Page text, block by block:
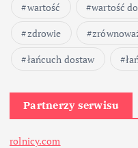
wartość
wartość
zdrowie
łańcuch dostaw
Partnerzy serwisu
rolnicy.com